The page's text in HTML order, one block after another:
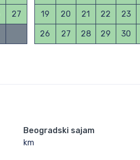
27 19 20 21 22 23
26 27 28 29 30
Beogradski sajam
km